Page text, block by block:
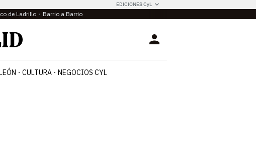
EDICIONES CyL
de Ladrillo Barrio a Barrio
Login
CULTURA NEGOCIOS CYL